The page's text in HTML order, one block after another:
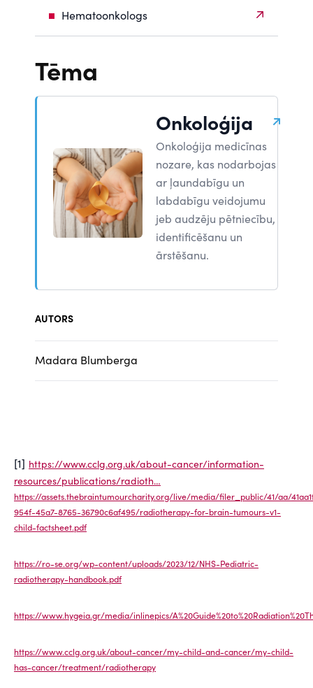
Hematoonkologs
Tēma
Onkoloģija
Onkoloģija medicīnas
nozare, kas nodarbojas
ar ļaundabīgu un
labdabīgu veidojumu
jeb audzēju pētniecību,
identificēšanu un
ārstēšanu.
AUTORS
Madara Blumberga
[1] https://www.cclg.org.uk/about-cancer/information-
resources/publications/radioth…
https://assets.thebraintumourcharity.org/live/media/filer_public/41/aa/
954f-45a7-8765-36790c6af495/radiotherapy-for-brain-tumours-v1-
child-factsheet.pdf
https://ro-se.org/wp-content/uploads/2023/12/NHS-Pediatric-
radiotherapy-handbook.pdf
https://www.hygeia.gr/media/inlinepics/
https://www.cclg.org.uk/about-cancer/my-child-and-cancer/my-child-
has-cancer/treatment/radiotherapy